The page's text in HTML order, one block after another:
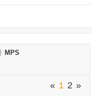
MPS
« 1 2 »